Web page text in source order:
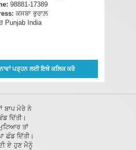
98881-17389
ਕਸਬਾ ਭੁਰਾਲ਼
Punjab India
ਪੜ੍ਹਨ ਲਈ ਇਥੇ ਕਲਿਕ ਕਰੋ
ਬਾਪ ਮੇਰੇ ਨੇ
ਦਿੱਤੀ।
ਤਾਂ
ਛੰਡ ਦਿੱਤੀ।
ਏ ਹੁਣ ਮੈਨੂੰ